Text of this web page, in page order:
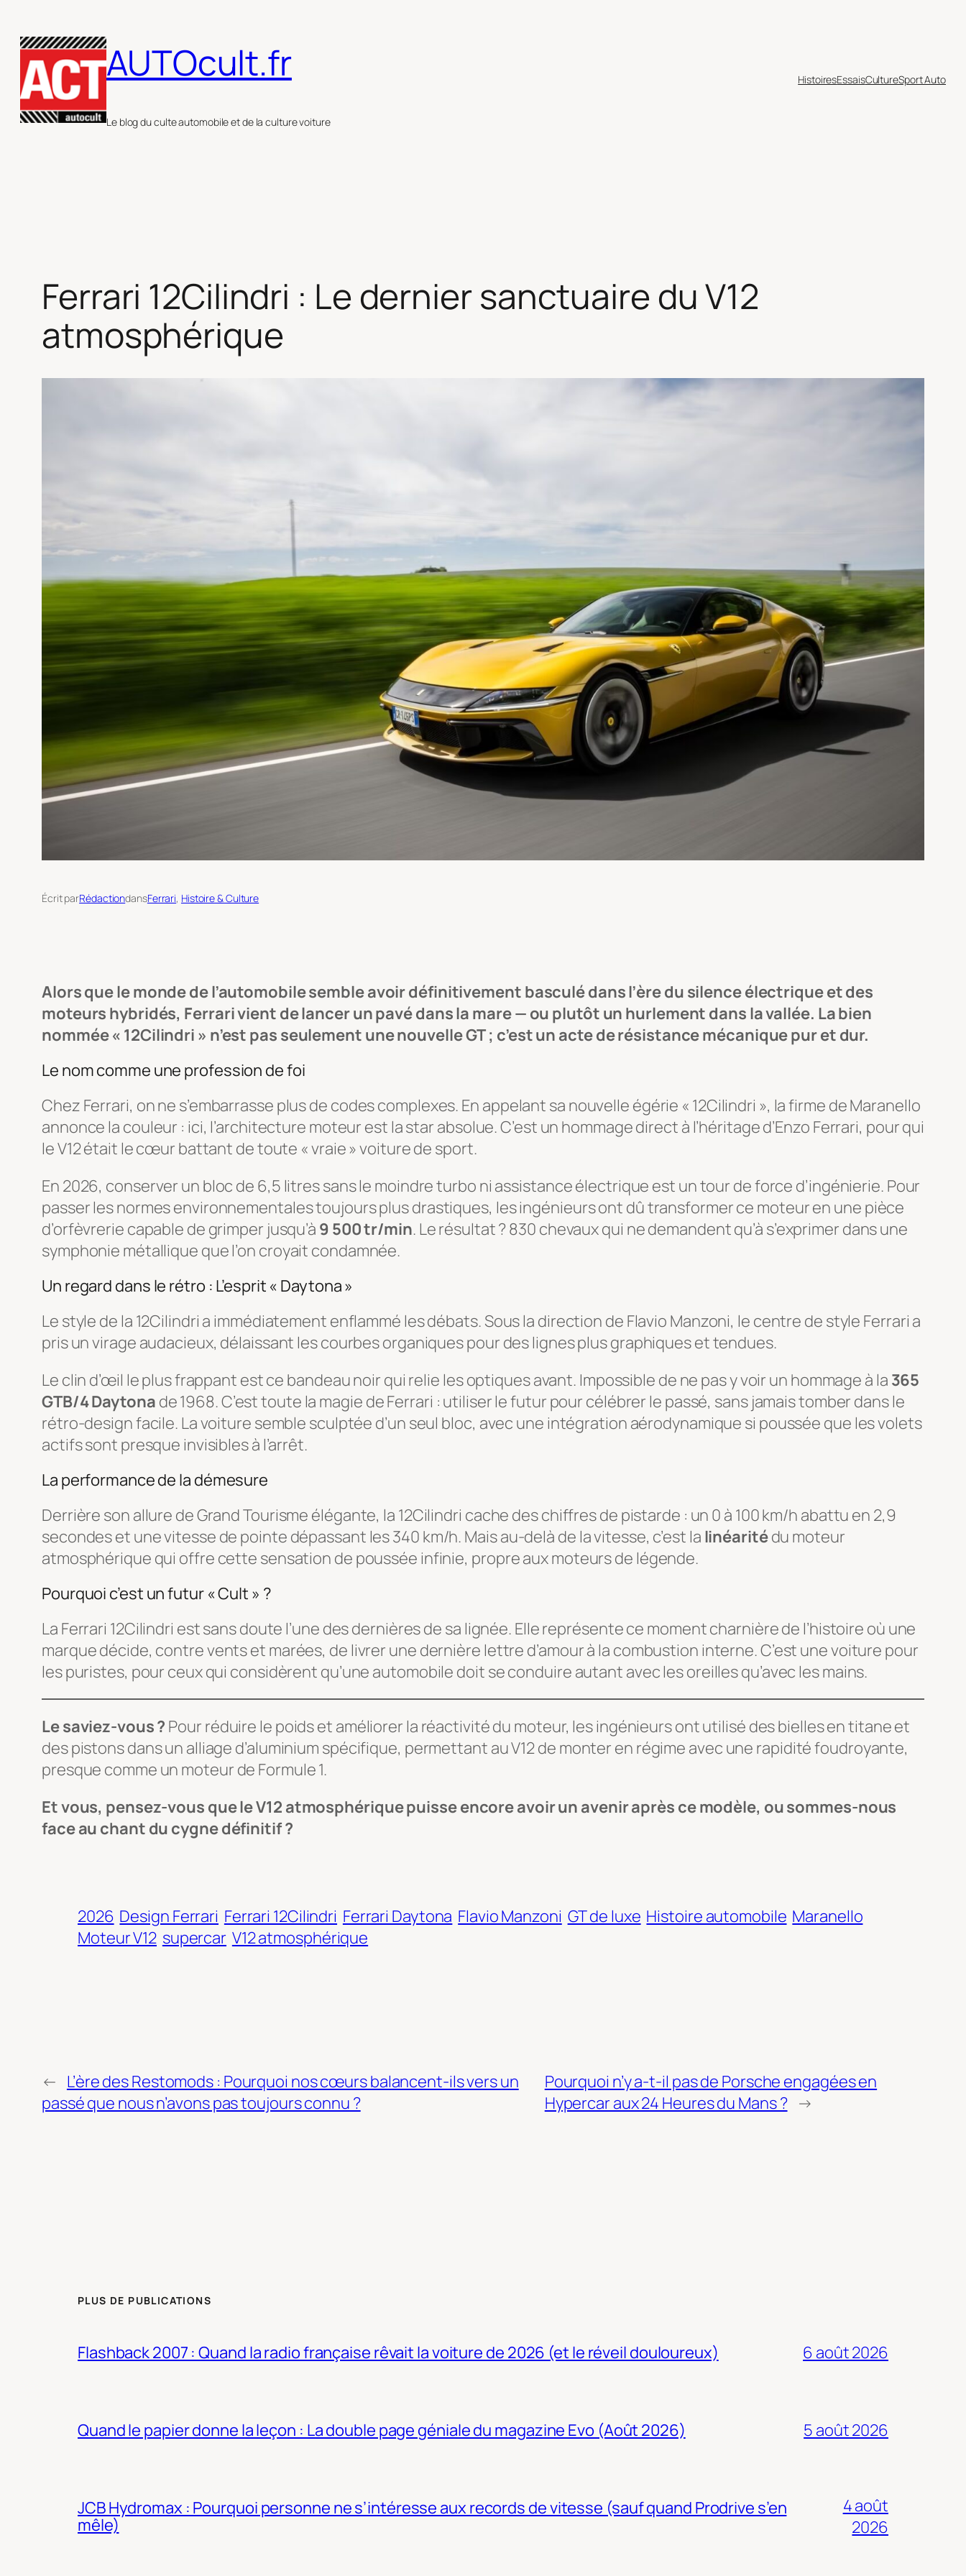
au
contenu
AUTOcult.fr
Le blog du culte automobile et de la culture voiture
HistoiresEssaisCultureSport Auto
Ferrari 12Cilindri : Le dernier sanctuaire du V12
atmosphérique
Écrit parRédactiondansFerrari, Histoire & Culture
Alors que le monde de l’automobile semble avoir définitivement basculé dans l’ère du silence électrique et des
moteurs hybridés, Ferrari vient de lancer un pavé dans la mare — ou plutôt un hurlement dans la vallée. La bien
nommée « 12Cilindri » n’est pas seulement une nouvelle GT ; c’est un acte de résistance mécanique pur et dur.
Le nom comme une profession de foi
Chez Ferrari, on ne s’embarrasse plus de codes complexes. En appelant sa nouvelle égérie « 12Cilindri », la firme de Maranello
annonce la couleur : ici, l’architecture moteur est la star absolue. C’est un hommage direct à l’héritage d’Enzo Ferrari, pour qui
le V12 était le cœur battant de toute « vraie » voiture de sport.
En 2026, conserver un bloc de 6,5 litres sans le moindre turbo ni assistance électrique est un tour de force d’ingénierie. Pour
passer les normes environnementales toujours plus drastiques, les ingénieurs ont dû transformer ce moteur en une pièce
d’orfèvrerie capable de grimper jusqu’à 9 500 tr/min. Le résultat ? 830 chevaux qui ne demandent qu’à s’exprimer dans une
symphonie métallique que l’on croyait condamnée.
Un regard dans le rétro : L’esprit « Daytona »
Le style de la 12Cilindri a immédiatement enflammé les débats. Sous la direction de Flavio Manzoni, le centre de style Ferrari a
pris un virage audacieux, délaissant les courbes organiques pour des lignes plus graphiques et tendues.
Le clin d’œil le plus frappant est ce bandeau noir qui relie les optiques avant. Impossible de ne pas y voir un hommage à la 365
GTB/4 Daytona de 1968. C’est toute la magie de Ferrari : utiliser le futur pour célébrer le passé, sans jamais tomber dans le
rétro-design facile. La voiture semble sculptée d’un seul bloc, avec une intégration aérodynamique si poussée que les volets
actifs sont presque invisibles à l’arrêt.
La performance de la démesure
Derrière son allure de Grand Tourisme élégante, la 12Cilindri cache des chiffres de pistarde : un 0 à 100 km/h abattu en 2,9
secondes et une vitesse de pointe dépassant les 340 km/h. Mais au-delà de la vitesse, c’est la linéaritédu moteur
atmosphérique qui offre cette sensation de poussée infinie, propre aux moteurs de légende.
Pourquoi c’est un futur « Cult » ?
La Ferrari 12Cilindri est sans doute l’une des dernières de sa lignée. Elle représente ce moment charnière de l’histoire où une
marque décide, contre vents et marées, de livrer une dernière lettre d’amour à la combustion interne. C’est une voiture pour
les puristes, pour ceux qui considèrent qu’une automobile doit se conduire autant avec les oreilles qu’avec les mains.
Le saviez-vous ? Pour réduire le poids et améliorer la réactivité du moteur, les ingénieurs ont utilisé des bielles en titane et
des pistons dans un alliage d’aluminium spécifique, permettant au V12 de monter en régime avec une rapidité foudroyante,
presque comme un moteur de Formule 1.
Et vous, pensez-vous que le V12 atmosphérique puisse encore avoir un avenir après ce modèle, ou sommes-nous
face au chant du cygne définitif ?
2026 Design Ferrari Ferrari 12Cilindri Ferrari Daytona Flavio Manzoni GT de luxe Histoire automobile Maranello
Moteur V12 supercar V12 atmosphérique
← L’ère des Restomods : Pourquoi nos cœurs balancent-ils vers un
passé que nous n’avons pas toujours connu ?
Pourquoi n’y a-t-il pas de Porsche engagées en
Hypercar aux 24 Heures du Mans ? →
PLUS DE PUBLICATIONS
Flashback 2007 : Quand la radio française rêvait la voiture de 2026 (et le réveil douloureux) 6 août 2026
Quand le papier donne la leçon : La double page géniale du magazine Evo (Août 2026) 5 août 2026
JCB Hydromax : Pourquoi personne ne s’intéresse aux records de vitesse (sauf quand Prodrive s’en
mêle)
4 août
2026